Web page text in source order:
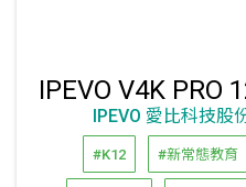
IPEVO 愛比科技股
#K12 #新常態教育